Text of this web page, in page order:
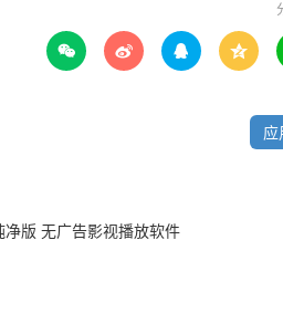
   
应
版 无广告影视播放软件